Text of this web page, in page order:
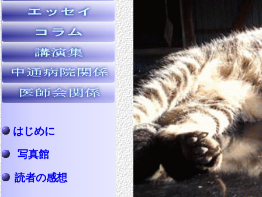
はじめに
写真館
読者の感想